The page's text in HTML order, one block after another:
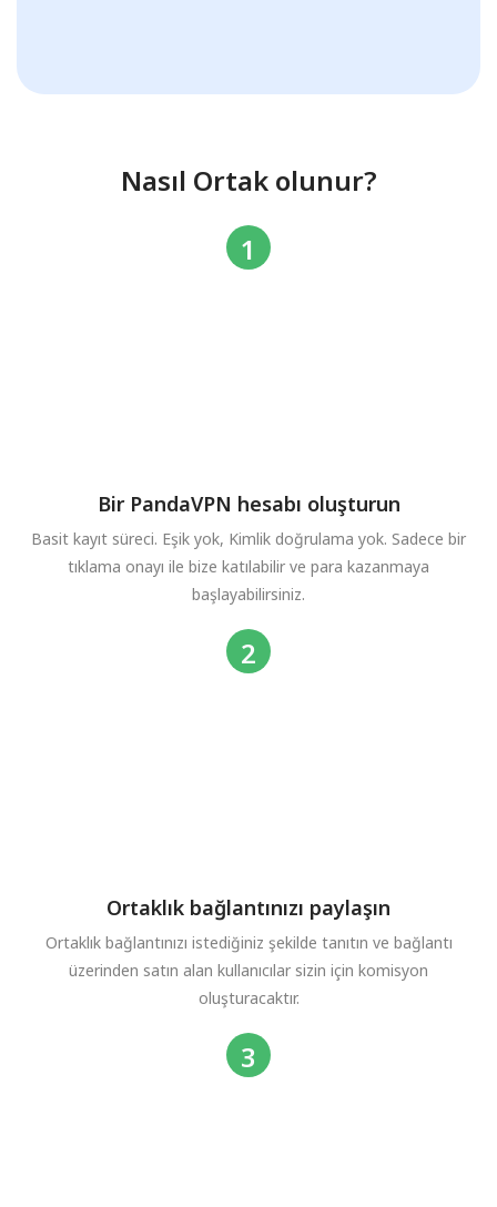
Nasıl Ortak olunur?
Bir PandaVPN hesabı oluşturun
Basit kayıt süreci. Eşik yok, Kimlik doğrulama yok. Sadece bir
tıklama onayı ile bize katılabilir ve para kazanmaya
başlayabilirsiniz.
Ortaklık bağlantınızı paylaşın
Ortaklık bağlantınızı istediğiniz şekilde tanıtın ve bağlantı
üzerinden satın alan kullanıcılar sizin için komisyon
oluşturacaktır.